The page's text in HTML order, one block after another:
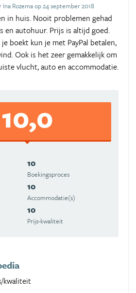
Rozema op 24 september 2018
in huis. Nooit problemen gehad
en autohuur. Prijs is altijd goed.
boekt kun je met PayPal betalen,
Ook is het zeer gemakkelijk om
vlucht, auto en accommodatie.
10,0
10
Boekingsproces
10
Accommodatie(s)
10
Prijs-kwaliteit
kwaliteit